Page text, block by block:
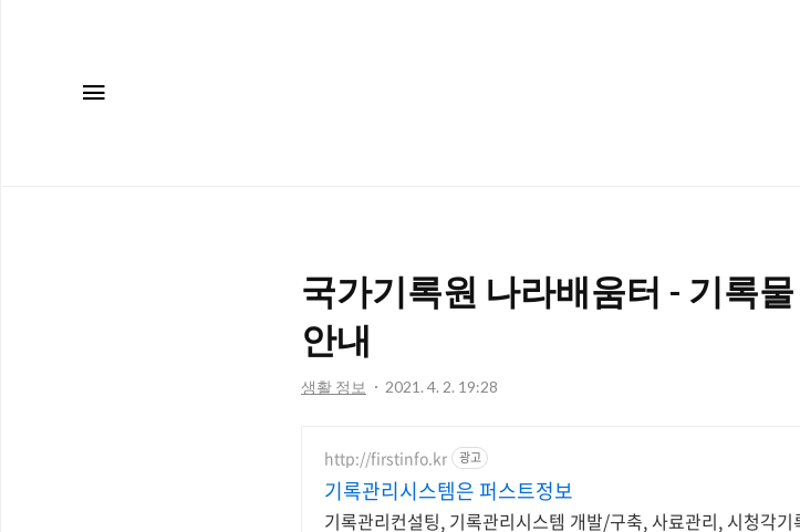
국가기록원 나라배움터 - 기록
안내
생활 정보 2021. 4. 2. 19:28
http://firstinfo.kr 광고
기록관리시스템은 퍼스트정보
기록관리컨설팅, 기록관리시스템 개발/구축, 사료관리, 시청각기